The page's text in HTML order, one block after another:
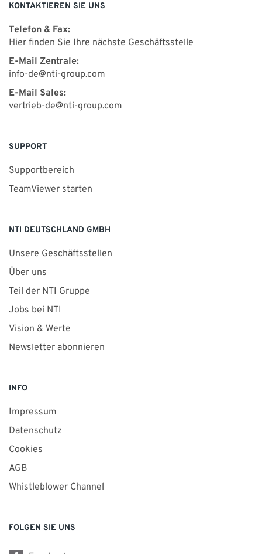
KONTAKTIEREN SIE UNS
Telefon & Fax:
Hier finden Sie Ihre nächste Geschäftsstelle
E-Mail Zentrale:
info-de@nti-group.com
E-Mail Sales:
vertrieb-de@nti-group.com
SUPPORT
Supportbereich
TeamViewer starten
NTI DEUTSCHLAND GMBH
Unsere Geschäftsstellen
Über uns
Teil der NTI Gruppe
Jobs bei NTI
Vision & Werte
Newsletter abonnieren
INFO
Impressum
Datenschutz
Cookies
AGB
Whistleblower Channel
FOLGEN SIE UNS